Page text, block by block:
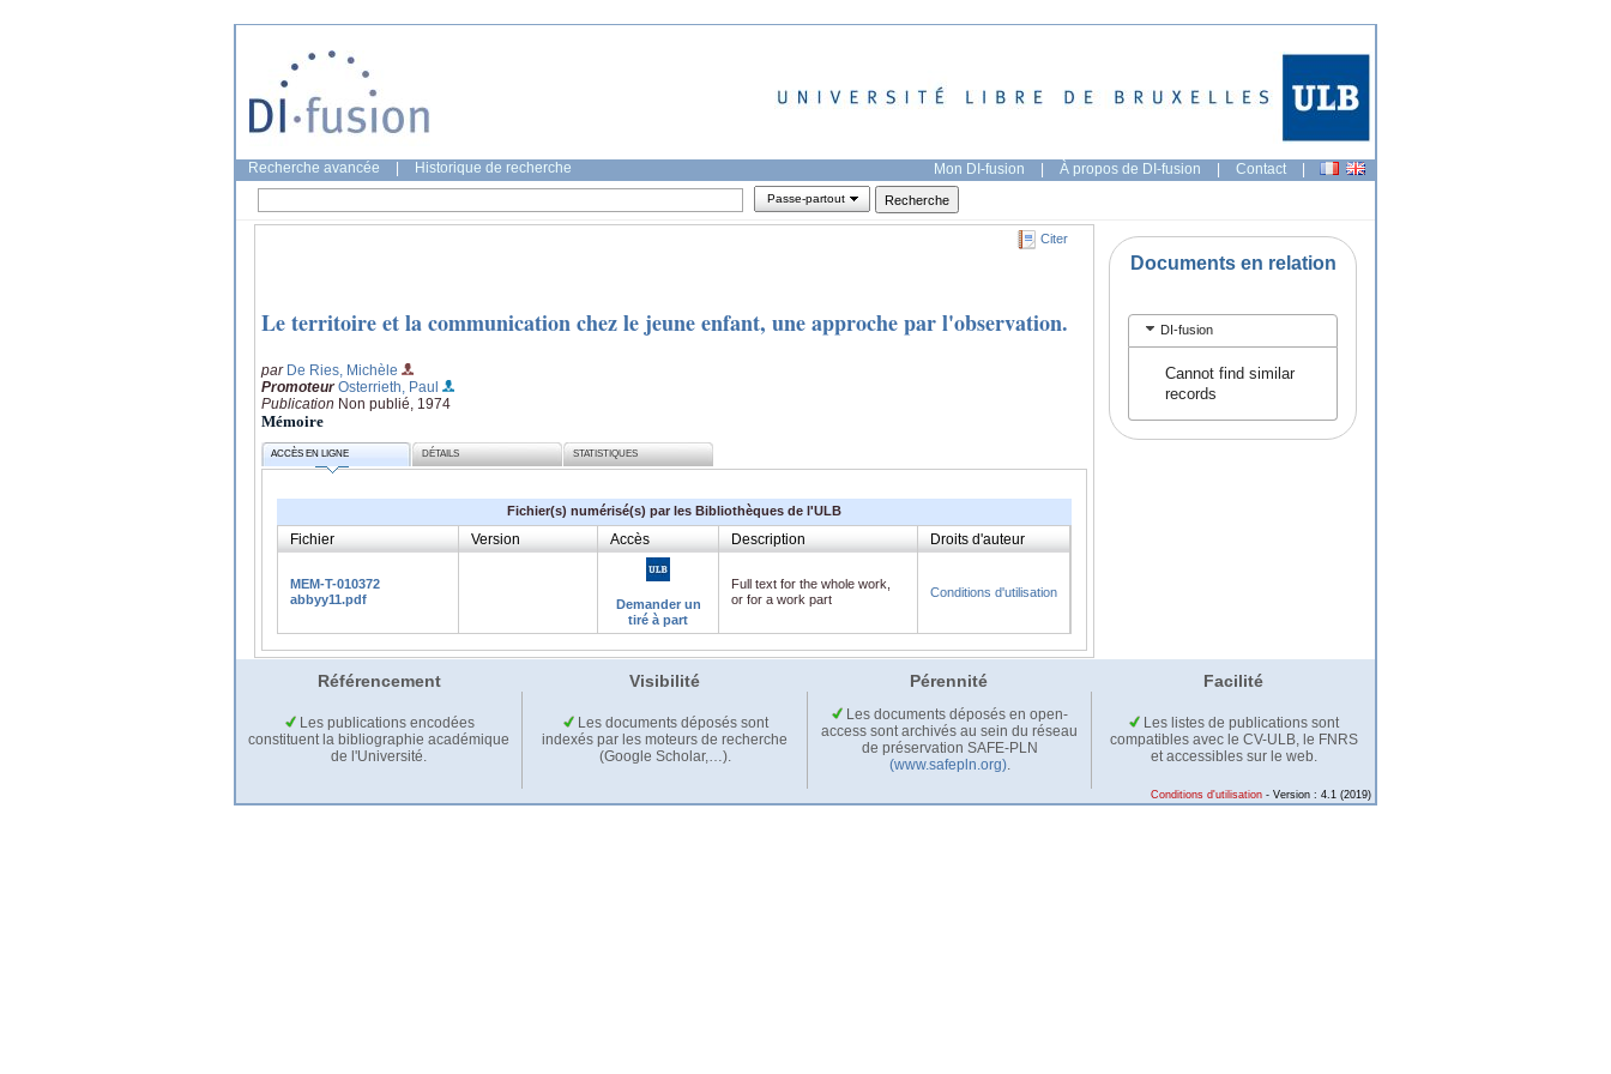
Recherche avancée Historique de recherche Mon DI-fusion | À propos de DI-fusion | Contact |
Passe-partout
Citer
Le territoire et la communication chez le jeune enfant, une approche par l'observation.
par De Ries, Michèle
Promoteur Osterrieth, Paul
Publication Non publié, 1974
Mémoire
ACCÈS EN LIGNE DÉTAILS STATISTIQUES
Fichier(s) numérisé(s) par les Bibliothèques de l'ULB
Fichier Version Accès Description Droits d'auteur
MEM-T-010372
abbyy11.pdf
Demander un
tiré à part
Full text for the whole work,
or for a work part
Conditions d'utilisation
Documents en relation
DI-fusion
Cannot find similar
records
Référencement Visibilité Pérennité Facilité
Les publications encodées
constituent la bibliographie académique
de l'Université.
Les documents déposés sont
indexés par les moteurs de recherche
(Google Scholar,…).
Les documents déposés en open-
access sont archivés au sein du réseau
de préservation SAFE-PLN
(www.safepln.org).
Les listes de publications sont
compatibles avec le CV-ULB, le FNRS
et accessibles sur le web.
Conditions d'utilisation - Version : 4.1 (2019)